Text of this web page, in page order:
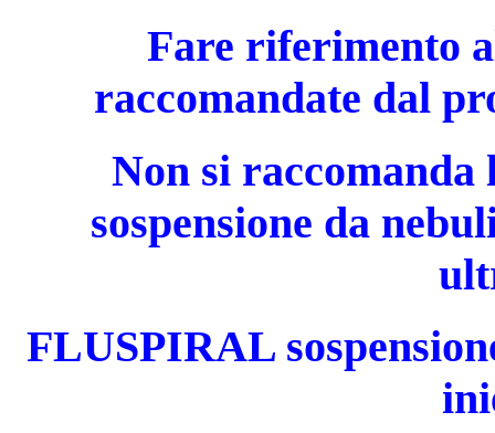
Fare riferimento
raccomandate dal
Non si
sospensione da
FLUSPIRAL